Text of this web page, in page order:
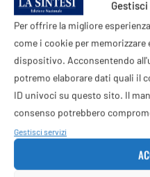
Per offrire la migliore
come i cookie per
dispositivo. Acconsentendo
potremo elaborare dati quali il
ID univoci su questo sito. Il
consenso potrebbero
Gestisci servizi
Manca solo
7